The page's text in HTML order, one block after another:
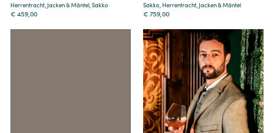
Herrentracht, Jacken & Mäntel,Sakko
€459,00
Sakko, Herrentracht, Jacken & Mäntel
€ 759,00
Details